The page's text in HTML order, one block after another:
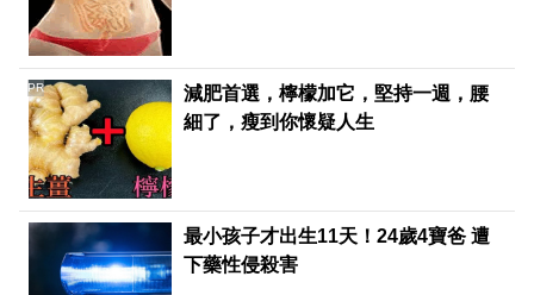
減肥首選，檸檬加它，堅持一週，腰
細了，瘦到你懷疑人生
PR
最小孩子才出生11天！24歲4寶爸 遭
下藥性侵殺害